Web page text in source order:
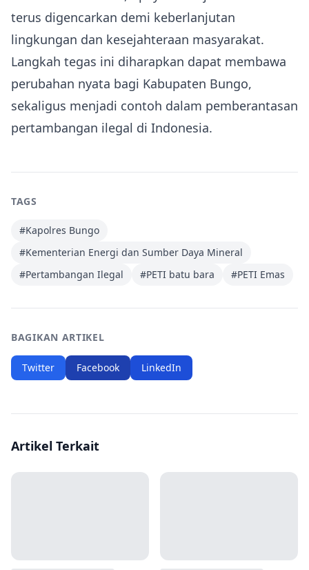
terus digencarkan demi keberlanjutan
lingkungan dan kesejahteraan masyarakat.
Langkah tegas ini diharapkan dapat membawa
perubahan nyata bagi Kabupaten Bungo,
sekaligus menjadi contoh dalam pemberantasan
pertambangan ilegal di Indonesia.
TAGS
#Kapolres Bungo
#Kementerian Energi dan Sumber Daya Mineral
#Pertambangan Ilegal #PETI batu bara #PETI Emas
BAGIKAN ARTIKEL
Twitter Facebook LinkedIn
Artikel Terkait